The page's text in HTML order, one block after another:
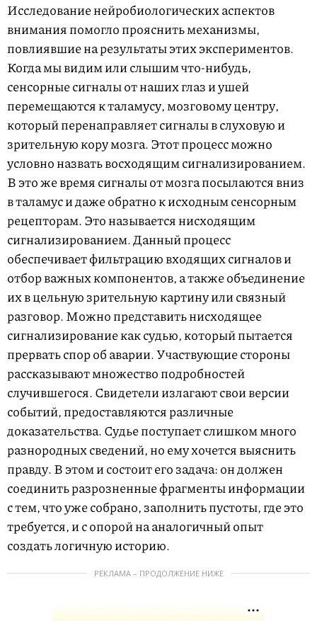
Исследование нейробиологических аспектов
внимания помогло прояснить механизмы,
повлиявшие на результаты этих экспериментов.
Когда мы видим или слышим что-нибудь,
сенсорные сигналы от наших глаз и ушей
перемещаются к таламусу, мозговому центру,
который перенаправляет сигналы в слуховую и
зрительную кору мозга. Этот процесс можно
условно назвать восходящим сигнализированием.
В это же время сигналы от мозга посылаются вниз
в таламус и даже обратно к исходным сенсорным
рецепторам. Это называется нисходящим
сигнализированием. Данный процесс
обеспечивает фильтрацию входящих сигналов и
отбор важных компонентов, а также объединение
их в цельную зрительную картину или связный
разговор. Можно представить нисходящее
сигнализирование как судью, который пытается
прервать спор об аварии. Участвующие стороны
рассказывают множество подробностей
случившегося. Свидетели излагают свои версии
событий, предоставляются различные
доказательства. Судье поступает слишком много
разнородных сведений, но ему хочется выяснить
правду. В этом и состоит его задача: он должен
соединить разрозненные фрагменты информации
с тем, что уже собрано, заполнить пустоты, где это
требуется, и с опорой на аналогичный опыт
создать логичную историю.
РЕКЛАМА – ПРОДОЛЖЕНИЕ НИЖЕ